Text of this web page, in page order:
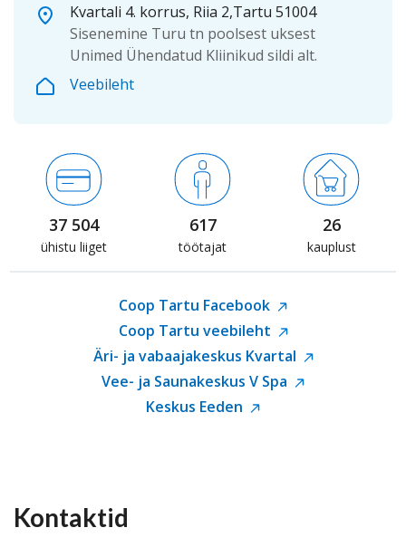
Kvartali 4. korrus, Riia 2,Tartu 51004
Sisenemine Turu tn poolsest uksest
Unimed Ühendatud Kliinikud sildi alt.
Veebileht
37 504
ühistu liiget
617
töötajat
26
kauplust
Coop Tartu Facebook
Coop Tartu veebileht
Äri- ja vabaajakeskus Kvartal
Vee- ja Saunakeskus V Spa
Keskus Eeden
Kontaktid